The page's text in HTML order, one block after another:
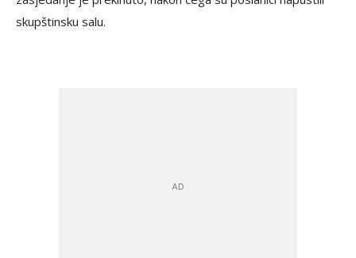
skupštinsku salu.